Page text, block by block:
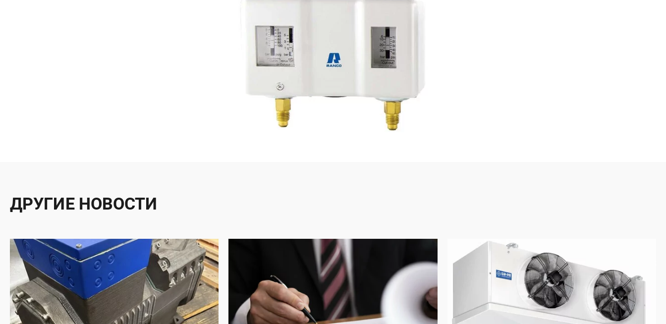
ДРУГИЕ НОВОСТИ